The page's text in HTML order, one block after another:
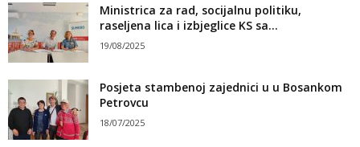
Ministrica za rad, socijalnu politiku,
raseljena lica i izbjeglice KS sa...
19/08/2025
Posjeta stambenoj zajednici u u Bosankom
Petrovcu
18/07/2025